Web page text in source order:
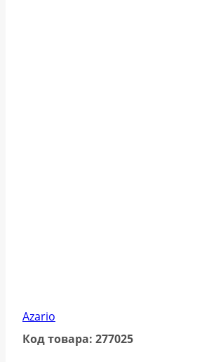
Azario
Код товара: 277025